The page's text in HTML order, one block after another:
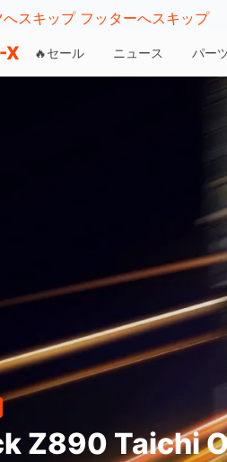
スキップ フッターへスキップ
X 🔥セール ニュース パー
Z890 Taichi